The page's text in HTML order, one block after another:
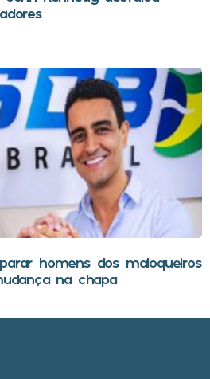
homens dos maloqueiros
na chapa